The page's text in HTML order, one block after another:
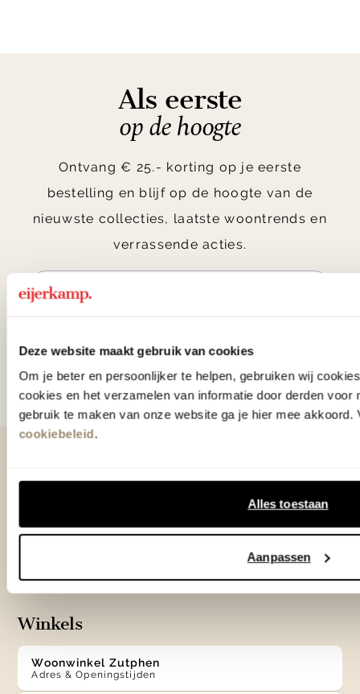
Deze website maakt gebruik van cookies
Om je beter en persoonlijker te helpen, gebruiken wij
cookies en het verzamelen van informatie door derden voor
gebruik te maken van onze website ga je hier mee akkoord.
cookiebeleid.
Alles toestaan
Aanpassen
Als eerste
op de hoogte
Ontvang € 25.- korting op je eerste
bestelling en blijf op de hoogte van de
nieuwste collecties, laatste woontrends en
verrassende acties.
Door te abonneren op onze nieuwsbrief, ga je akkoord
met onze
Algemene voorwaarden
+31 575 583 388
Winkels
Woonwinkel Zutphen
Adres & Openingstijden